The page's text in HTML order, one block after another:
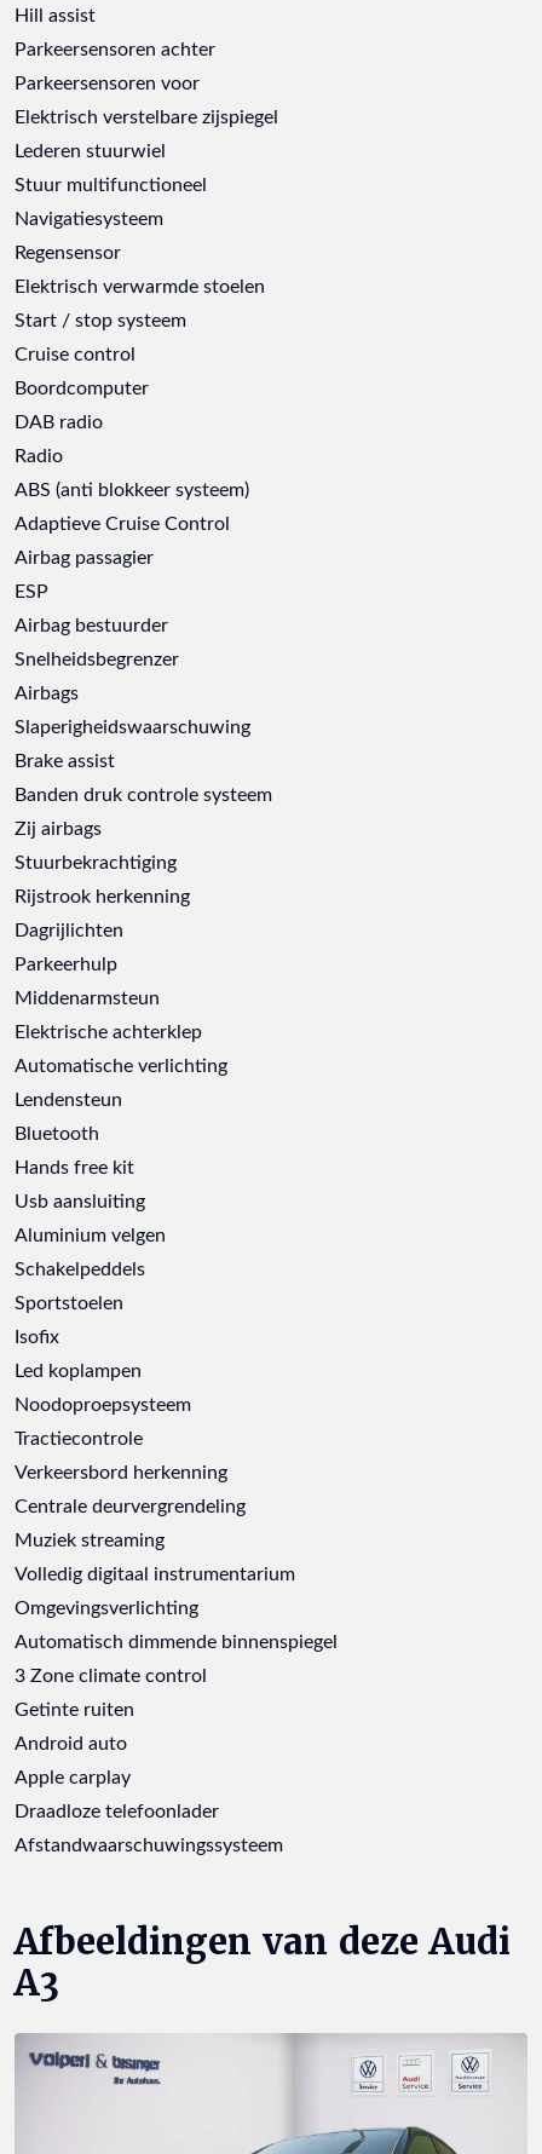
Hill assist
Parkeersensoren achter
Parkeersensoren voor
Elektrisch verstelbare zijspiegel
Lederen stuurwiel
Stuur multifunctioneel
Navigatiesysteem
Regensensor
Elektrisch verwarmde stoelen
Start / stop systeem
Cruise control
Boordcomputer
DAB radio
Radio
ABS (anti blokkeer systeem)
Adaptieve Cruise Control
Airbag passagier
ESP
Airbag bestuurder
Snelheidsbegrenzer
Airbags
Slaperigheidswaarschuwing
Brake assist
Banden druk controle systeem
Zij airbags
Stuurbekrachtiging
Rijstrook herkenning
Dagrijlichten
Parkeerhulp
Middenarmsteun
Elektrische achterklep
Automatische verlichting
Lendensteun
Bluetooth
Hands free kit
Usb aansluiting
Aluminium velgen
Schakelpeddels
Sportstoelen
Isofix
Led koplampen
Noodoproepsysteem
Tractiecontrole
Verkeersbord herkenning
Centrale deurvergrendeling
Muziek streaming
Volledig digitaal instrumentarium
Omgevingsverlichting
Automatisch dimmende binnenspiegel
3 Zone climate control
Getinte ruiten
Android auto
Apple carplay
Draadloze telefoonlader
Afstandwaarschuwingssysteem
Afbeeldingen van deze Audi
A3